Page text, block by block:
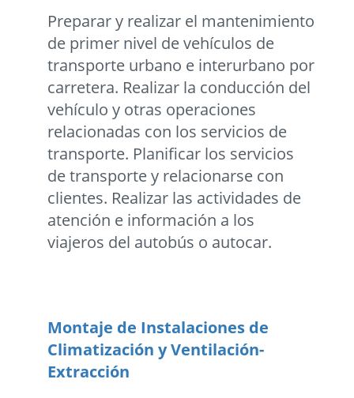
Preparar y realizar el mantenimiento
de primer nivel de vehículos de
transporte urbano e interurbano por
carretera. Realizar la conducción del
vehículo y otras operaciones
relacionadas con los servicios de
transporte. Planificar los servicios
de transporte y relacionarse con
clientes. Realizar las actividades de
atención e información a los
viajeros del autobús o autocar.
Montaje de Instalaciones de
Climatización y Ventilación-
Extracción